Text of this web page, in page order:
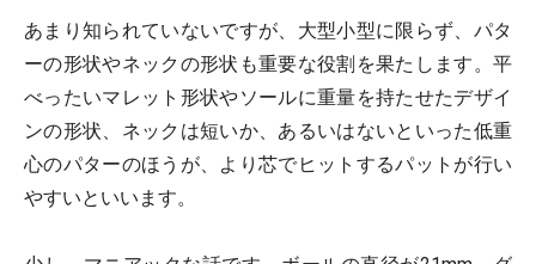
あまり知られていないですが、大型小型に限らず、パタ
ーの形状やネックの形状も重要な役割を果たします。平
べったいマレット形状やソールに重量を持たせたデザイ
ンの形状、ネックは短いか、あるいはないといった低重
心のパターのほうが、より芯でヒットするパットが行い
やすいといいます。